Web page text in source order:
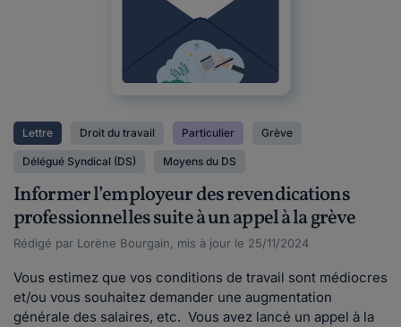
Lettre Droit du travail Particulier Grève
Délégué Syndical (DS) Moyens du DS
Informer l’employeur des revendications
professionnelles suite à un appel à la grève
Rédigé par Lorène Bourgain, mis à jour le 25/11/2024
Vous estimez que vos conditions de travail sont médiocres
et/ou vous souhaitez demander une augmentation
générale des salaires, etc. Vous avez lancé un appel à la